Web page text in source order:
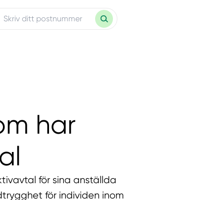
har
för sina anställda
för individen inom